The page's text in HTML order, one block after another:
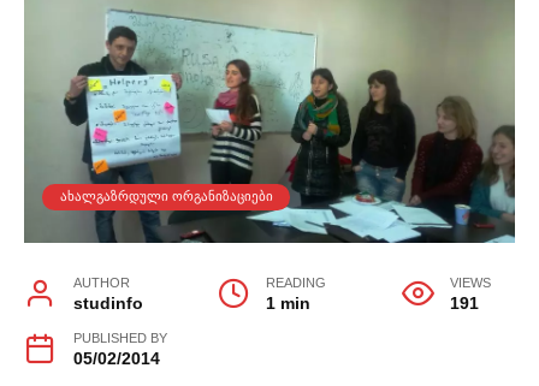
ᲐᲮᲐᲚᲒᲐᲖᲠᲓᲣᲚᲘ ᲝᲠᲒᲐᲜᲘᲖᲐᲪᲘᲔᲑᲘ
AUTHOR
studinfo
READING
1 min
VIEWS
191
PUBLISHED BY
05/02/2014